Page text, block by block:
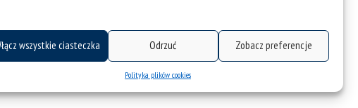
wszystkie ciasteczka Odrzuć Zobacz preferencje
Polityka plików cookies